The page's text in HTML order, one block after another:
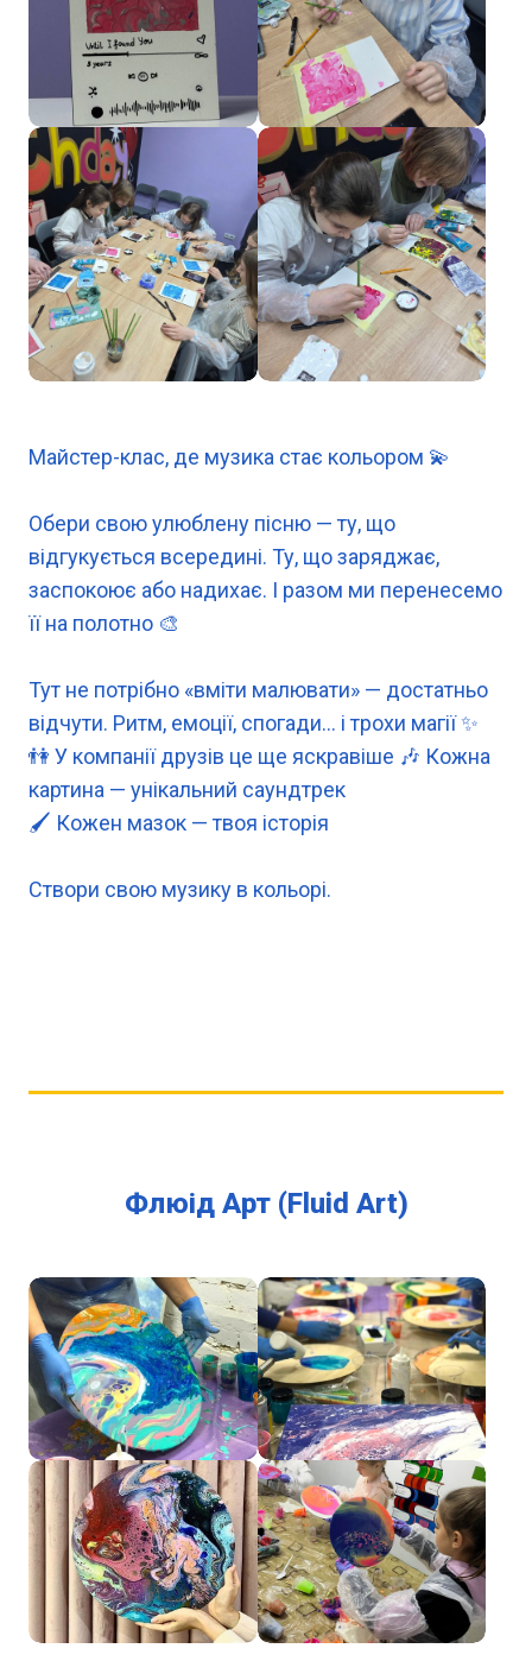
Майстер-клас, де музика стає кольором 💫
Обери свою улюблену пісню — ту, що
відгукується всередині. Ту, що заряджає,
заспокоює або надихає. І разом ми перенесемо
її на полотно 🎨
Тут не потрібно «вміти малювати» — достатньо
відчути. Ритм, емоції, спогади… і трохи магії ✨
👫 У компанії друзів це ще яскравіше 🎶 Кожна
картина — унікальний саундтрек
🖌 Кожен мазок — твоя історія
Створи свою музику в кольорі.
Флюід Арт (Fluid Art)